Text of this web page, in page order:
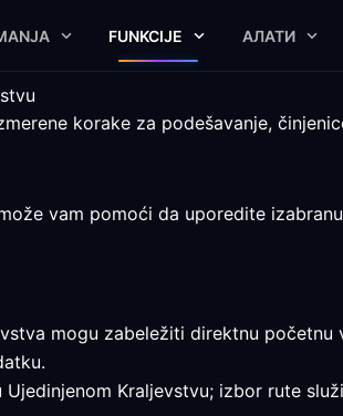
FUNKCIJE АЛАТИ
korake za podešavanje,
vam pomoći da uporedite
mogu zabeležiti direktnu
Kraljevstvu; izbor rute